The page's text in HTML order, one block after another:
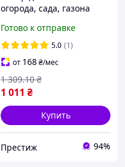
огорода, сада, газона
пистолет распылитель 7-
ми режимный) ТМ GRAD
Готово к отправке
5.0 (1)
от 168₴/мес
1 011 ₴
1 309.10 ₴
Купить
Престиж 94%